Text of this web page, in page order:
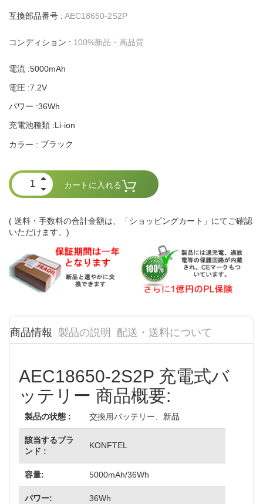
互換部品番号 : AEC18650-2S2P
コンディション : 100%新品・高品質
電流 :5000mAh
電圧 :7.2V
パワー :36Wh
充電池種類 :Li-ion
カラー : ブラック
カートに入れる
( 送料・手数料の合計金額は、「ショッピングカート」にてご確認
いただけます。)
商品情報 製品の説明 配送・送料について
AEC18650-2S2P 充電式バ
ッテリー 商品概要:
製品の状態 : 交換用バッテリー、新品
該当するブラ
ンド :
KONFTEL
容量: 5000mAh/36Wh
パワー: 36Wh